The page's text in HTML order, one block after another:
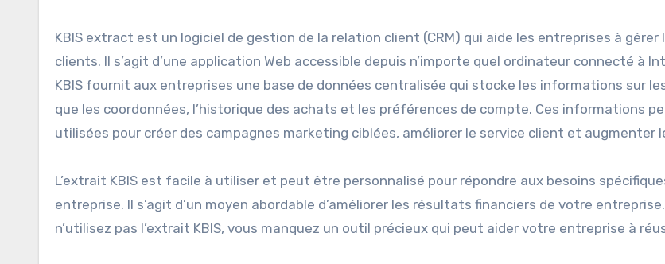
KBIS extract est un logiciel de gestion de la relation client (CRM) qui aide les entreprises à gérer
clients. Il s’agit d’une application Web accessible depuis n’importe quel ordinateur connecté à
KBIS fournit aux entreprises une base de données centralisée qui stocke les informations sur
que les coordonnées, l’historique des achats et les préférences de compte. Ces informations
utilisées pour créer des campagnes marketing ciblées, améliorer le service client et augmenter
L’extrait KBIS est facile à utiliser et peut être personnalisé pour répondre aux besoins
entreprise. Il s’agit d’un moyen abordable d’améliorer les résultats financiers de votre
n’utilisez pas l’extrait KBIS, vous manquez un outil précieux qui peut aider votre entreprise à